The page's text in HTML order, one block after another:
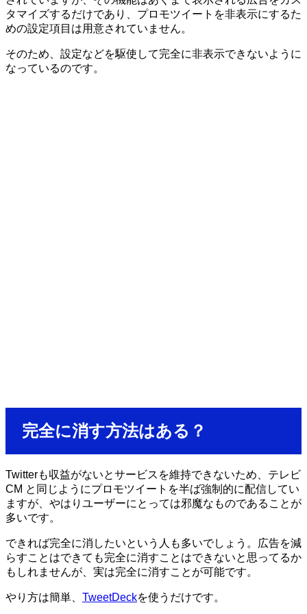
タマイズするだけであり、プロモツイートを非表示にするた
めの設定項目は用意されていません。
そのため、設定などを駆使して完全に非表示できないように
なっているのです。
完全に消す方法はある？
Twitterも収益がないとサービスを維持できないため、テレビ
CM と同じようにプロモツイートを半ば強制的に配信してい
ますが、やはりユーザーにとっては邪魔なものであることが
多いです。
できれば完全に消したいという人も多いでしょう。広告を減
らすことはできても完全に消すことはできないと思ってるか
もしれませんが、実は完全に消すことが可能です。
やり方は簡単、 TweetDeckを使うだけです。